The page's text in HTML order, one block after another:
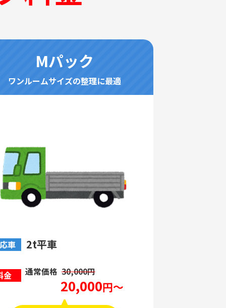
Mパック
ワンルームサイズの整理に最適
車 2t平車
金 通常価格 30,000円
20,000円～